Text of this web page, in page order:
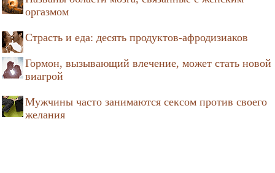
оргазмом
Страсть и еда: десять продуктов-афродизиаков
Гормон, вызывающий влечение, может стать новой
виагрой
Мужчины часто занимаются сексом против своего
желания